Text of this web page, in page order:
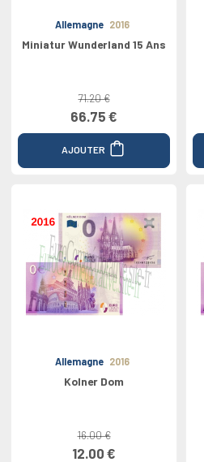
Allemagne 2016
Miniatur Wunderland 15 Ans
71.20 €
66.75 €
AJOUTER
Allemagne 2016
Kolner Dom
16.00 €
12.00 €